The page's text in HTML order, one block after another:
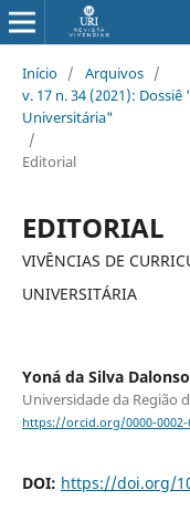
Início / Arquivos /
v. 17 n. 34 (2021):
Universitária"
/
Editorial
EDITORIAL
VIVÊNCIAS DE
UNIVERSITÁRIA
Yoná da Silva Dalonso
Universidade da Região
https://orcid.org/0000-0002-
DOI: https://doi.org/